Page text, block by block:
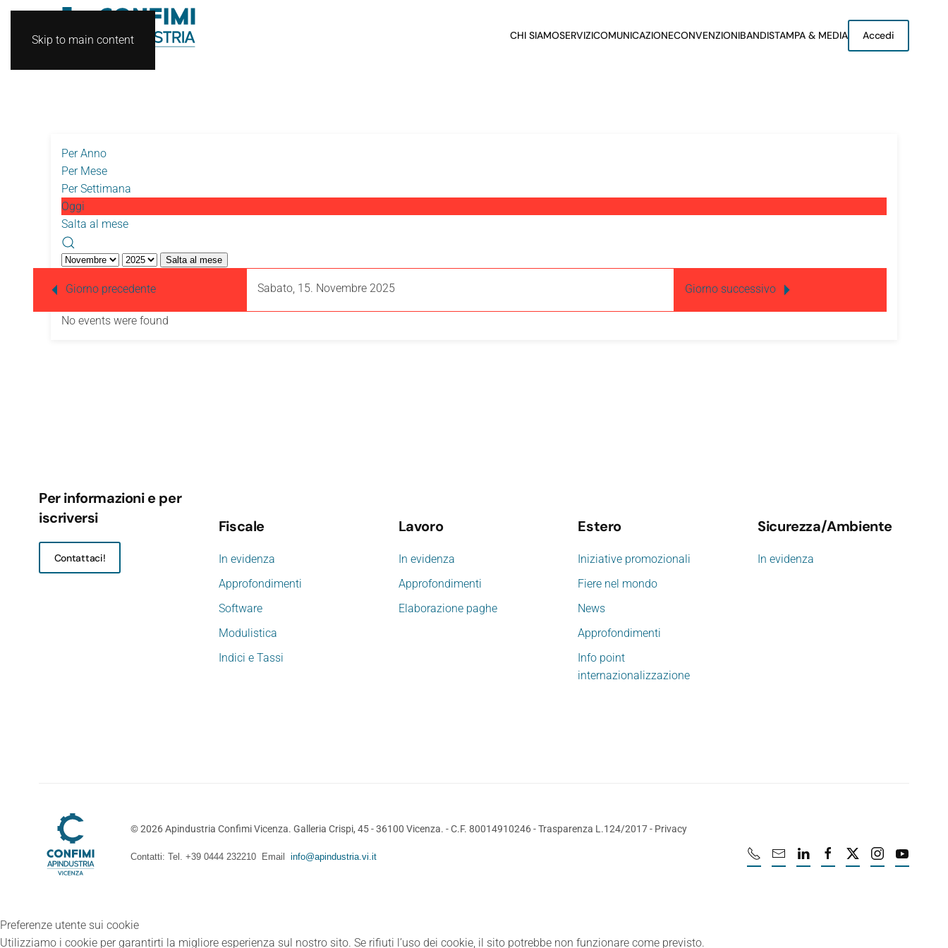
Skip to main content CHI SIAMOSERVIZICOMUNICAZIONECONVENZIONIBANDISTAMPA & MEDIA Accedi
Per Anno
Per Mese
Per Settimana
Oggi
Salta al mese
Salta al mese
Giorno precedente Sabato, 15. Novembre 2025 Giorno successivo
No events were found
Per informazioni e per
iscriversi
Contattaci!
Fiscale
In evidenza
Approfondimenti
Software
Modulistica
Indici e Tassi
Lavoro
In evidenza
Approfondimenti
Elaborazione paghe
Estero
Iniziative promozionali
Fiere nel mondo
News
Approfondimenti
Info point
internazionalizzazione
Sicurezza/Ambiente
In evidenza
©2026Apindustria Confimi Vicenza. Galleria Crispi, 45 - 36100 Vicenza. - C.F. 80014910246 -Trasparenza L.124/2017- Privacy
Contatti: Tel. +39 0444 232210 Email info@apindustria.vi.it
Preferenze utente sui cookie
Utilizziamo i cookie per garantirti la migliore esperienza sul nostro sito. Se rifiuti l’uso dei cookie, il sito potrebbe non funzionare come previsto.